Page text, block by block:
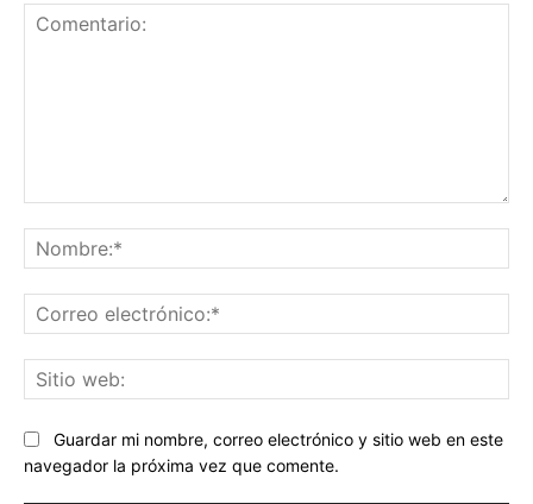
Guardar mi nombre, correo electrónico y sitio web en este
navegador la próxima vez que comente.